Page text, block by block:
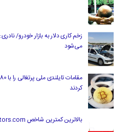
زخم کاری دلار به بازار خودرو/
می‌شود
کردند
بالاترین کمترین شاخص MT4 – forexmt4indicators.com